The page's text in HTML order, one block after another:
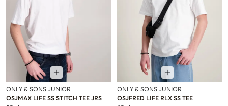
ONLY & SONS JUNIOR
OSJMAX LIFE SS STITCH TEE JRS
ONLY & SONS JUNIOR
OSJFRED LIFE RLX SS TEE